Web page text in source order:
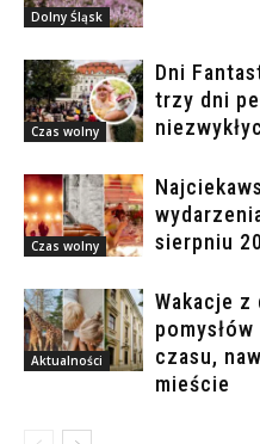
Dolny Śląsk
Czas wolny
Dni
trzy dni
Czas wolny
sierpniu
Aktualności
Wakacje z
czasu,
mieście